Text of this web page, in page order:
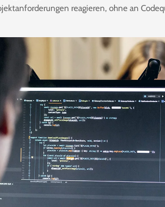
reagieren, ohne an